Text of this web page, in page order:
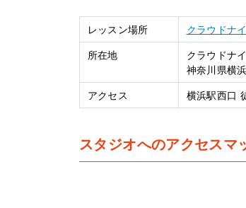
レッスン場所
クラウドナ
所在地
クラウドナ
神奈川県横
アクセス
横浜駅西口
スタジオへのアクセスマ